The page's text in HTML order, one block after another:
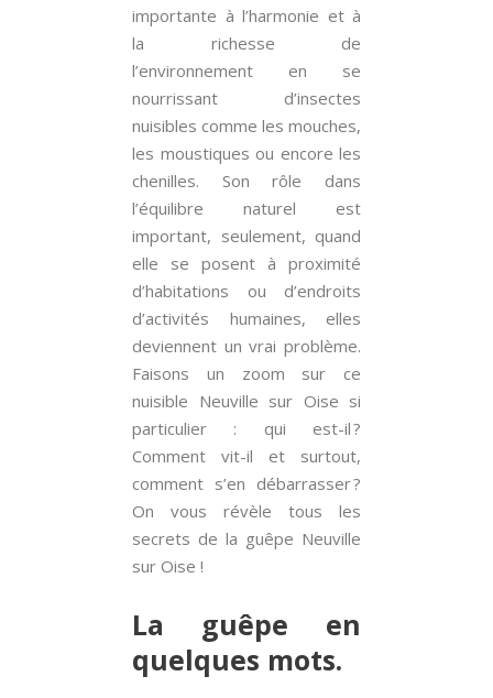
importante à l’harmonie et à
la richesse de
l’environnement en se
nourrissant d’insectes
nuisibles comme les mouches,
les moustiques ou encore les
chenilles. Son rôle dans
l’équilibre naturel est
important, seulement, quand
elle se posent à proximité
d’habitations ou d’endroits
d’activités humaines, elles
deviennent un vrai problème.
Faisons un zoom sur ce
nuisible Neuville sur Oise si
particulier : qui est-il ?
Comment vit-il et surtout,
comment s’en débarrasser ?
On vous révèle tous les
secrets de la guêpe Neuville
sur Oise !
La guêpe en
quelques mots.